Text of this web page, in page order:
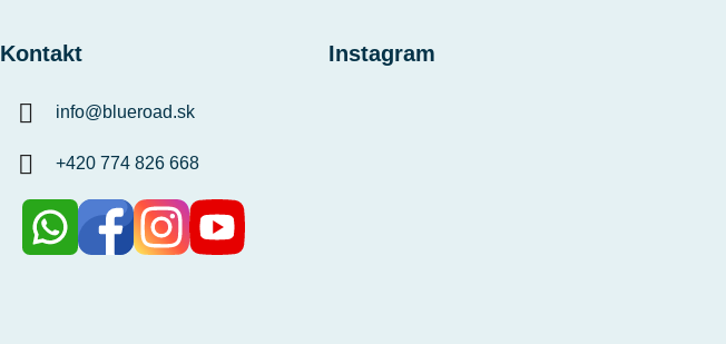
Kontakt
info@blueroad.sk
+420 774 826 668
Instagram